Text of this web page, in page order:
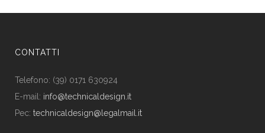
CONTATTI
Telefono: (39) 0171 630924
E-mail: info@technicaldesign.it
Pec: technicaldesign@legalmail.it